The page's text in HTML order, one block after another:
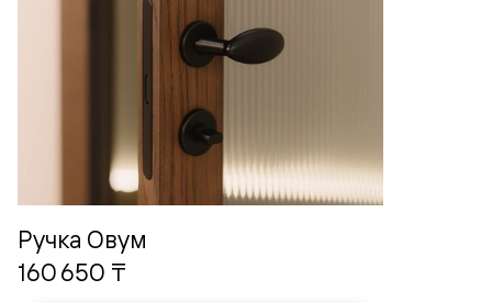
Ручка Овум
160 650 ₸